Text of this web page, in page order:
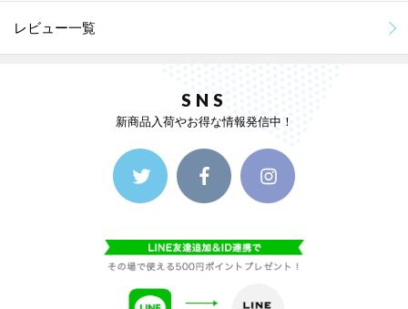
レビュー一覧
SNS
新商品入荷やお得な情報発信中！